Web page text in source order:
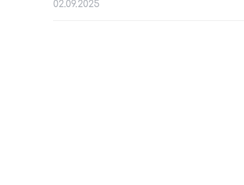
02.09.2025